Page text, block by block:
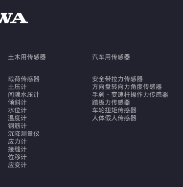
土木用传感器
载荷传感器
土压计
间隙水压计
倾斜计
水位计
温度计
钢筋计
沉降测量仪
应力计
接缝计
位移计
应变计
汽车用传感器
安全带拉力传感器
方向盘转向力角度传感器
手刹・变速杆操作力传感器
踏板力传感器
车轮扭矩传感器
人体假人传感器